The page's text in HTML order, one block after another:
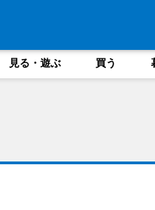
見る・遊ぶ 買う